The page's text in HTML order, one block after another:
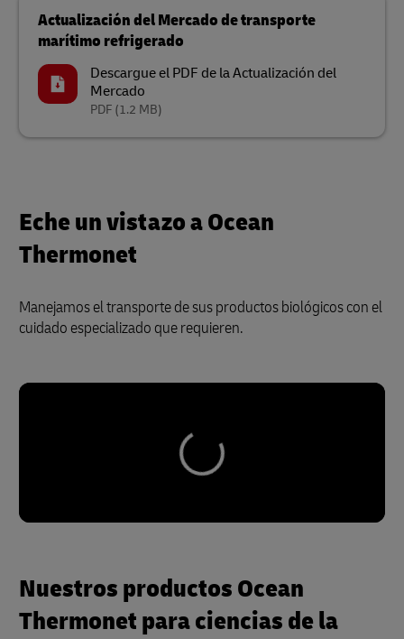
Actualización del Mercado de transporte
marítimo refrigerado
Descargue el PDF de la Actualización del
Mercado
PDF (1.2 MB)
Eche un vistazo a Ocean
Thermonet
Manejamos el transporte de sus productos biológicos con el
cuidado especializado que requieren.
Nuestros productos Ocean
Thermonet para ciencias de la